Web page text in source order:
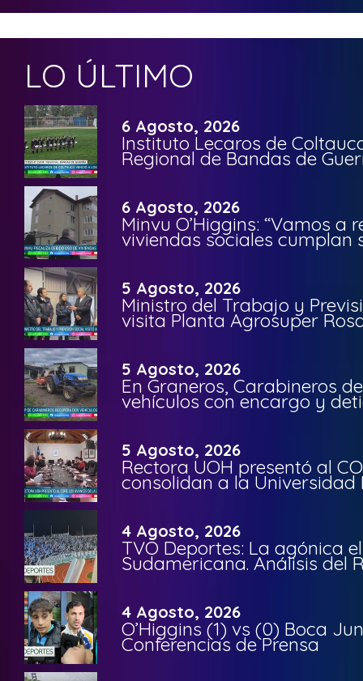
LO ÚLTIMO
6 Agosto, 2026
Instituto Lecaros de
Regional de Bandas de
6 Agosto, 2026
Minvu O’Higgins: “Vamos a
viviendas sociales cumplan
5 Agosto, 2026
Ministro del Trabajo y
visita Planta Agrosuper
5 Agosto, 2026
En Graneros, Carabineros
vehículos con encargo y
5 Agosto, 2026
Rectora UOH presentó al
consolidan a la Universidad
4 Agosto, 2026
TVO Deportes: La agónica
Sudamericana. Análisis del
4 Agosto, 2026
O’Higgins (1) vs (0) Boca
Conferencias de Prensa